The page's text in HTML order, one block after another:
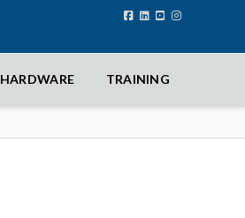
HARDWARE TRAINING